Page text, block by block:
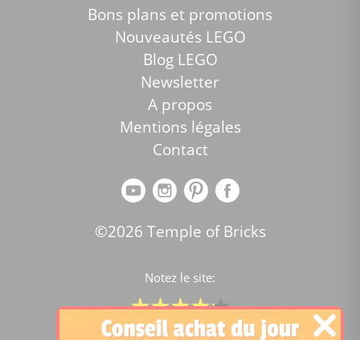
Bons plans et promotions
Nouveautés LEGO
Blog LEGO
Newsletter
A propos
Mentions légales
Contact
©2026 Temple of Bricks
Notez le site:
Comparateur de prix Lego